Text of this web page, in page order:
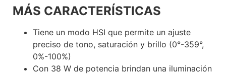
MÁS CARACTERÍSTICAS
Tiene un modo HSI que permite un ajuste
preciso de tono, saturación y brillo (0°-359°,
0%-100%)
Con 38 W de potencia brindan una iluminación